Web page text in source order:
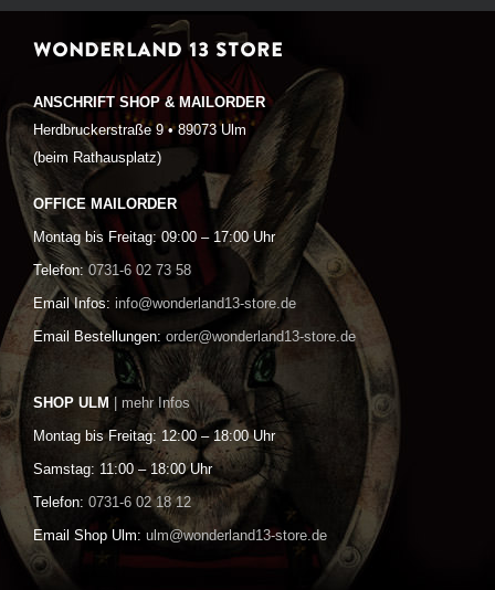
WONDERLAND 13 STORE
ANSCHRIFT SHOP & MAILORDER
Herdbruckerstraße 9 • 89073 Ulm
(beim Rathausplatz)
OFFICE MAILORDER
Montag bis Freitag: 09:00 – 17:00 Uhr
Telefon: 0731-6 02 73 58
Email Infos: info@wonderland13-store.de
Email Bestellungen: order@wonderland13-store.de
SHOP ULM | mehr Infos
Montag bis Freitag: 12:00 – 18:00 Uhr
Samstag: 11:00 – 18:00 Uhr
Telefon: 0731-6 02 18 12
Email Shop Ulm: ulm@wonderland13-store.de